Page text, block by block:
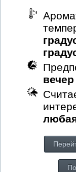
вечер